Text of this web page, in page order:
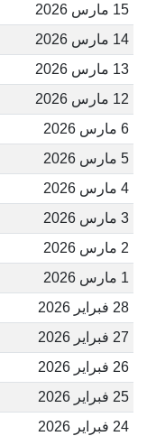
15 مارس 2026
14 مارس 2026
13 مارس 2026
12 مارس 2026
6 مارس 2026
5 مارس 2026
4 مارس 2026
3 مارس 2026
2 مارس 2026
1 مارس 2026
28 فبراير 2026
27 فبراير 2026
26 فبراير 2026
25 فبراير 2026
24 فبراير 2026